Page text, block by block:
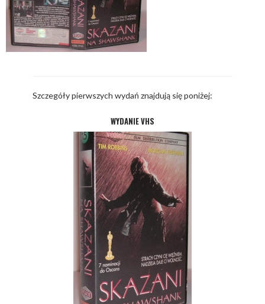
Szczegóły pierwszych wydań znajdują się poniżej:
WYDANIE VHS